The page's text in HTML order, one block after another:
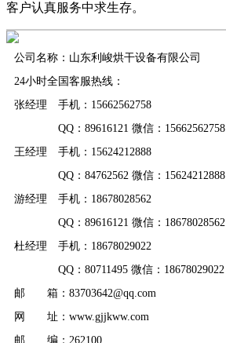
客户认真服务中求生存。
公司名称：山东利峻烘干设备有限公司
24小时全国客服热线：
张经理 手机：15662562758
QQ：89616121 微信：15662562758
王经理 手机：15624212888
QQ：84762562 微信：15624212888
游经理 手机：18678028562
QQ：89616121 微信：18678028562
杜经理 手机：18678029022
QQ：80711495 微信：18678029022
邮 箱：83703642@qq.com
网 址：www.gjjkww.com
邮 编：262100